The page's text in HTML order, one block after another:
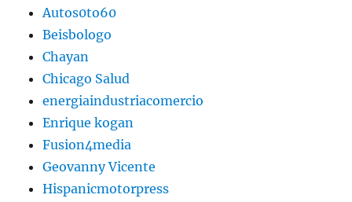
Autos0to60
Beisbologo
Chayan
Chicago Salud
energiaindustriacomercio
Enrique kogan
Fusion4media
Geovanny Vicente
Hispanicmotorpress